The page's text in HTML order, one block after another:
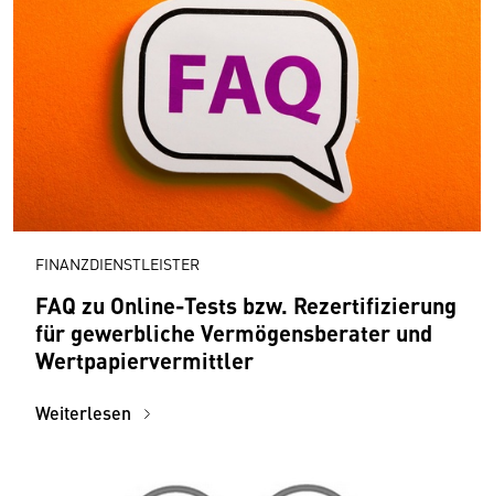
FINANZDIENSTLEISTER
FAQ zu Online-Tests bzw. Rezertifizierung
für gewerbliche Vermögensberater und
Wertpapiervermittler
Weiterlesen